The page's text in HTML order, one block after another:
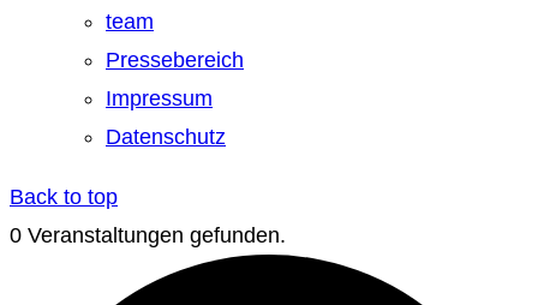
team
Pressebereich
Impressum
Datenschutz
Back to top
0 Veranstaltungen gefunden.